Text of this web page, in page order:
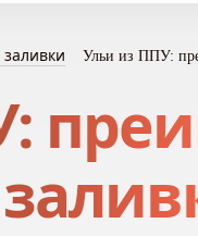
Ульи из ППУ: